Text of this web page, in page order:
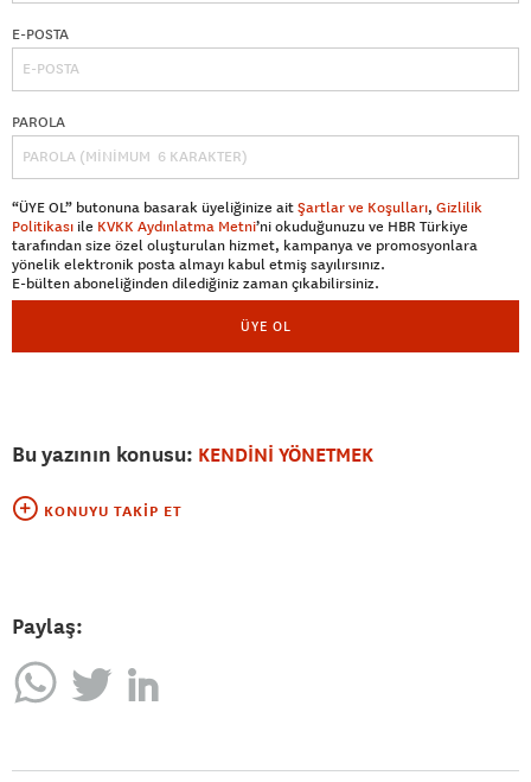
E-POSTA
PAROLA
“ÜYE OL” butonuna basarak üyeliğinize aitŞartlar ve Koşulları, Gizlilik
Politikası ile KVKK Aydınlatma Metni’ni okuduğunuzu ve HBR Türkiye
tarafından size özel oluşturulan hizmet, kampanya ve promosyonlara
yönelik elektronik posta almayı kabul etmiş sayılırsınız.
E-bülten aboneliğinden dilediğiniz zaman çıkabilirsiniz.
ÜYE OL
Bu yazının konusu: KENDİNİ YÖNETMEK
KONUYU TAKIP ET
Paylaş: